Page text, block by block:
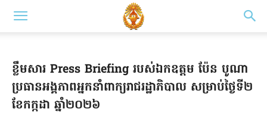
ខ្លឹមសារ Press Briefing របស់ឯកឧត្តម ប៉ែន បូណា
ប្រធានអង្គភាពអ្នកនាំពាក្យរាជរដ្ឋាភិបាល សម្រាប់ថ្ងៃទី២
ខែកក្កដា ឆ្នាំ២០២៦